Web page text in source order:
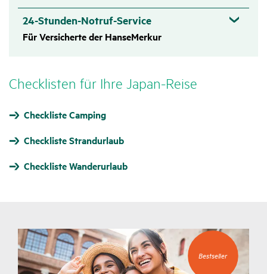
24-Stunden-Notruf-Service ​​​​​​​
Für Versicherte der HanseMerkur
Check­listen für Ihre Japan-Reise
Checkliste Camping
Checkliste Strandurlaub
Checkliste Wanderurlaub
Bestseller
Bestseller